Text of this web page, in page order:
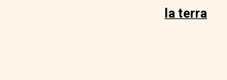
la terra